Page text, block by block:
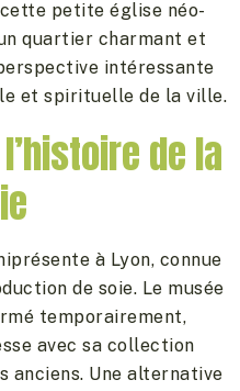
petite église néo-
quartier charmant et
intéressante
et spirituelle de la ville.
de la
à Lyon, connue
de soie. Le musée
temporairement,
avec sa collection
anciens. Une alternative